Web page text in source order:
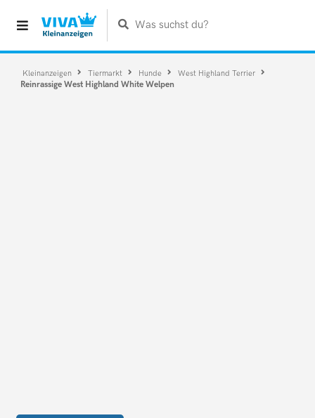
Was suchst du?
Kleinanzeigen Tiermarkt Hunde West Highland Terrier
Reinrassige West Highland White Welpen